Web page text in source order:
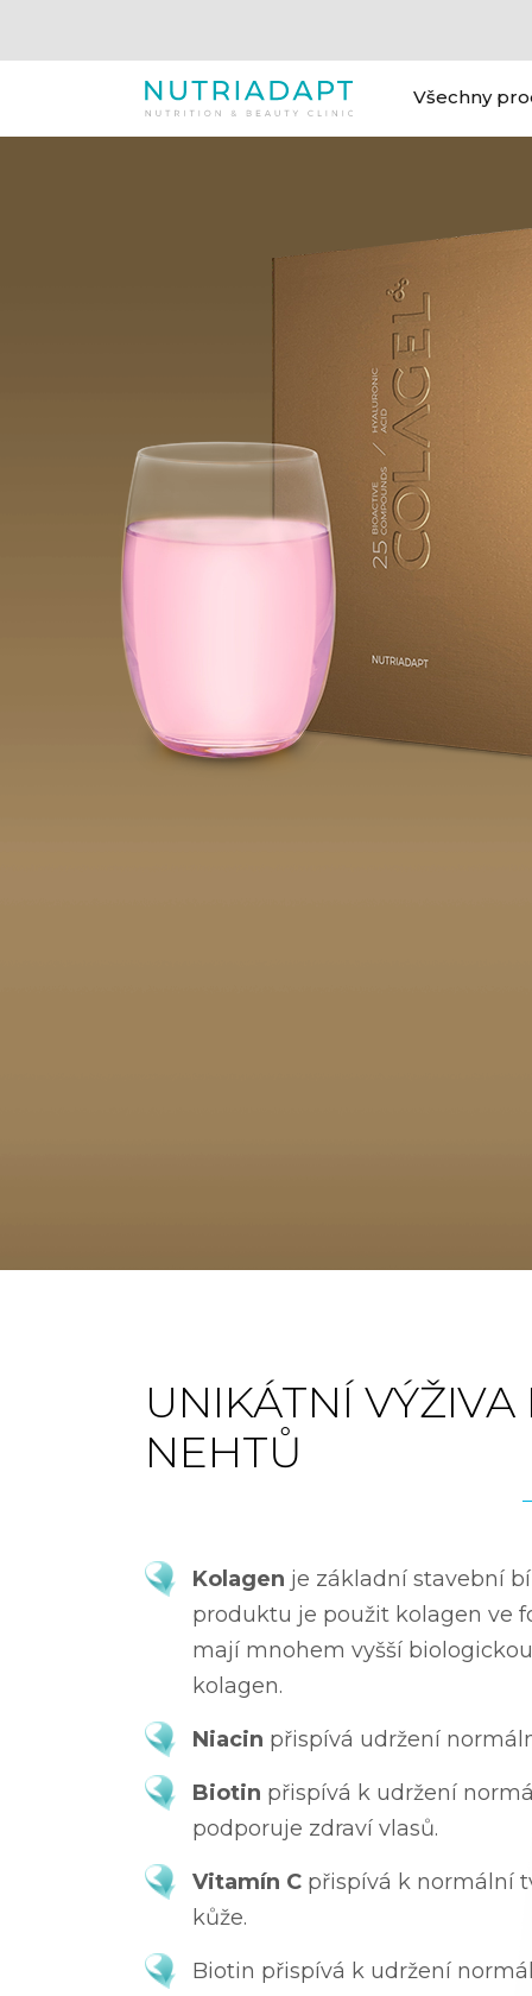
Všechny
UNIKÁTNÍ
NEHTŮ
Kolagen je základní stavební
produktu je použit kolagen ve
mají mnohem vyšší
kolagen.
Niacin přispívá udržení
Biotin přispívá k udržení
podporuje zdraví vlasů.
Vitamín C přispívá k normální
kůže.
Biotin přispívá k udržení